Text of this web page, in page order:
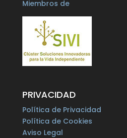
Miembros de
PRIVACIDAD
Política de Privacidad
Política de Cookies
Aviso Legal